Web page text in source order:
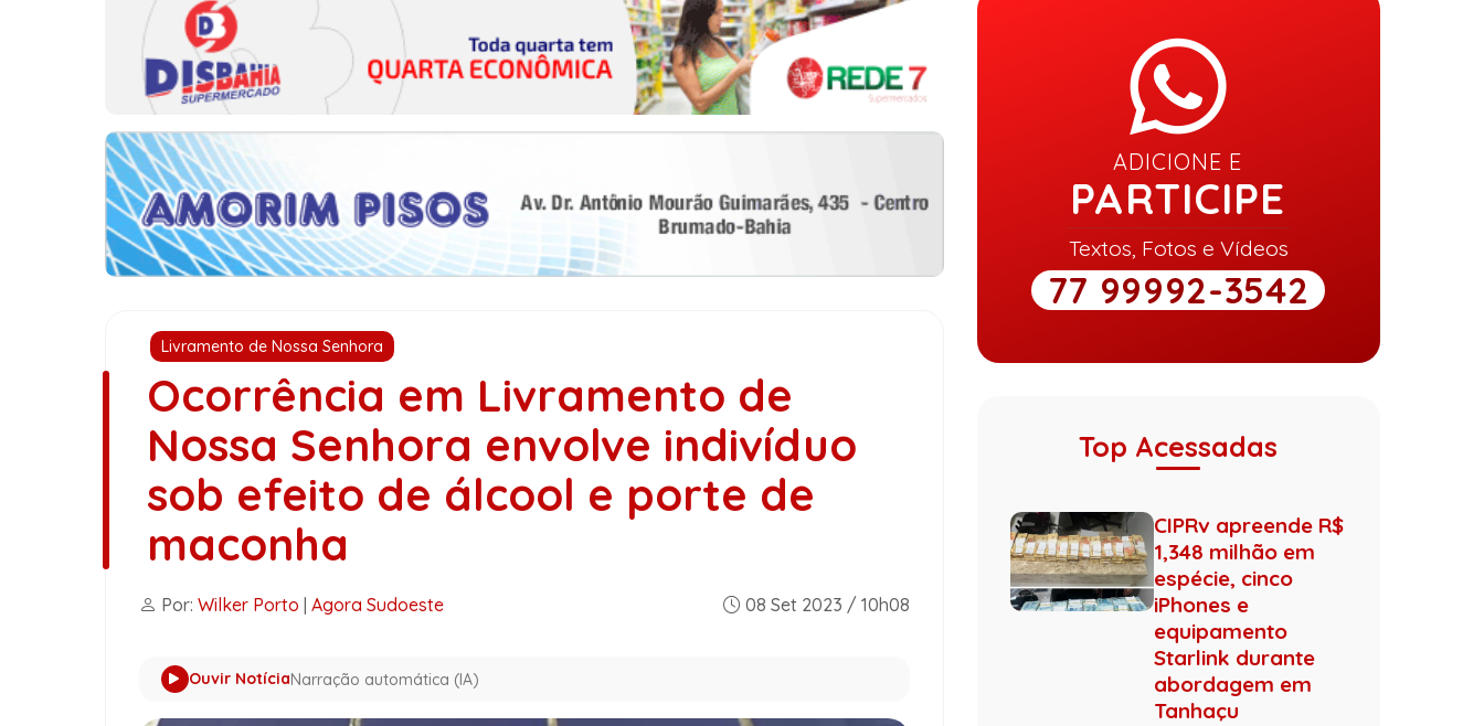
Livramento de Nossa Senhora
Ocorrência em Livramento de
Nossa Senhora envolve indivíduo
sob efeito de álcool e porte de
maconha
Por: Wilker Porto Agora Sudoeste 08 Set 2023 / 10h08
Ouvir NotíciaNarração automática (IA)
ADICIONE E
PARTICIPE
Textos, Fotos e Vídeos
77 99992-3542
Top Acessadas
CIPRv apreende R$
1,348 milhão em
espécie, cinco
iPhones e
equipamento
Starlink durante
abordagem em
Tanhaçu